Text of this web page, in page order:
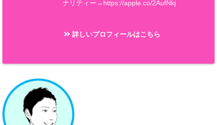
ナリティー→https://apple.co/2AufNkj
詳しいプロフィールはこちら